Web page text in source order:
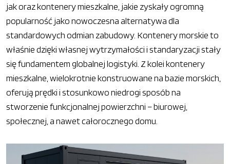
jak oraz kontenery mieszkalne, jakie zyskały ogromną
popularność jako nowoczesna alternatywa dla
standardowych odmian zabudowy. Kontenery morskie to
właśnie dzięki własnej wytrzymałości i standaryzacji stały
się fundamentem globalnej logistyki. Z kolei kontenery
mieszkalne, wielokrotnie konstruowane na bazie morskich,
oferują prędki i stosunkowo niedrogi sposób na
stworzenie funkcjonalnej powierzchni – biurowej,
społecznej, a nawet całorocznego domu.